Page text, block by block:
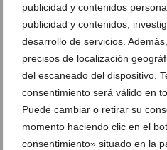
publicidad y contenidos
publicidad y contenidos,
desarrollo de servicios.
precisos de localización
del escaneado del dispositivo.
consentimiento será válido en
Puede cambiar o retirar su
momento haciendo clic en el
consentimiento» situado en la